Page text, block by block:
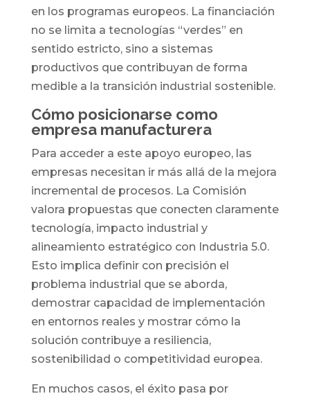
en los programas europeos. La financiación
no se limita a tecnologías “verdes” en
sentido estricto, sino a sistemas
productivos que contribuyan de forma
medible a la transición industrial sostenible.
Cómo posicionarse como
empresa manufacturera
Para acceder a este apoyo europeo, las
empresas necesitan ir más allá de la mejora
incremental de procesos. La Comisión
valora propuestas que conecten claramente
tecnología, impacto industrial y
alineamiento estratégico con Industria 5.0.
Esto implica definir con precisión el
problema industrial que se aborda,
demostrar capacidad de implementación
en entornos reales y mostrar cómo la
solución contribuye a resiliencia,
sostenibilidad o competitividad europea.
En muchos casos, el éxito pasa por